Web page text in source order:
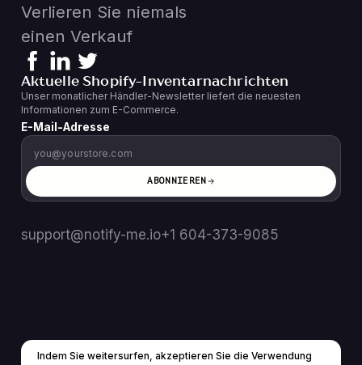
Indem Sie weitersurfen, akzeptieren Sie die Verwendung
Verlieren Sie niemals
einen Verkauf
Aktuelle Shopify-Inventarnachrichten
Unser monatlicher Händler-Newsletter liefert die neuesten
Informationen zum E-Commerce.
E-Mail-Adresse
ABONNIEREN
support@notify-me.io+1 604-373-9085